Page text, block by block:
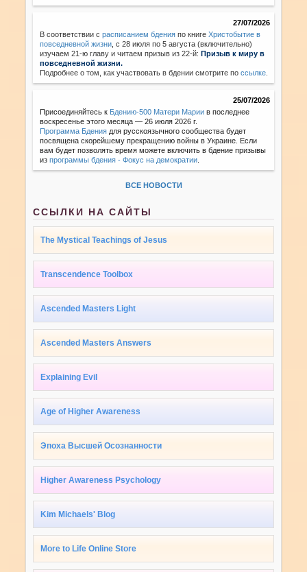
27/07/2026
В соответствии с расписанием бдения по книгеХристобытие в
повседневной жизни с 28 июля по 5 августа (включительно)
изучаем 21-ю главу и читаем призыв из 22-й:Призыв к миру в
повседневной жизни.
Подробнее о том, как участвовать в бдении смотрите поссылке
25/07/2026
Присоединяйтесь к Бдению-500 Матери Марии в последнее
воскресенье этого месяца — 26 июля 2026 г.
Программа Бдения для русскоязычного сообщества будет
посвящена скорейшему прекращению войны в Украине. Если
вам будет позволять время можете включить в бдение призывы
изпрограммы бдения - Фокус на демократии
ВСЕ НОВОСТИ
ССЫЛКИ НА САЙТЫ
The Mystical Teachings of Jesus
Transcendence Toolbox
Ascended Masters Light
Ascended Masters Answers
Explaining Evil
Age of Higher Awareness
Эпоха Высшей Осознанности
Higher Awareness Psychology
Kim Michaels' Blog
More to Life Online Store